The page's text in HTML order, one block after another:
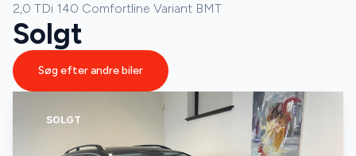
SOLGT
2,0 TDi 140 Comfortline Variant BMT
Solgt
Søg efter andre biler